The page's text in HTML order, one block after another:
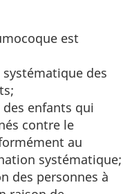
est
des
enfants qui
contre le
au
systématique;
des personnes à